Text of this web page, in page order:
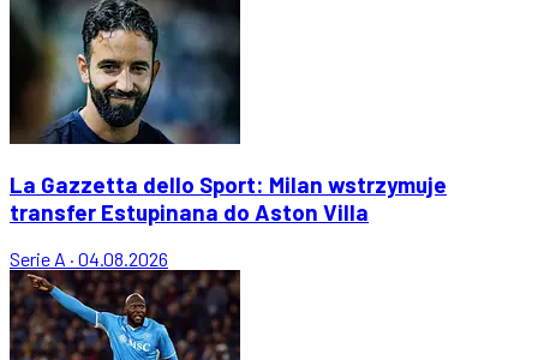
La Gazzetta dello Sport: Milan wstrzymuje
transfer Estupinana do Aston Villa
Serie A · 04.08.2026